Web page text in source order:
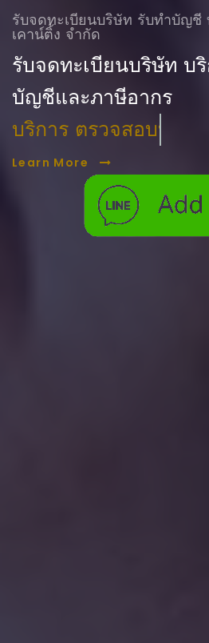
รับจดทะเบียนบริษัท รับทําบัญชี
เคาน์ติ้ง จำกัด
รับจดทะเบียนบริษัท บ
บัญชีและภาษีอากร
บริการ ตรวจสอบบัญชี
Learn More